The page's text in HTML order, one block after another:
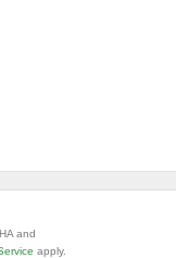
and
apply.